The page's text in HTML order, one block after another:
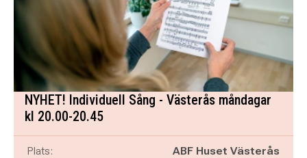
NYHET! Individuell Sång - Västerås måndagar
kl 20.00-20.45
Plats:
ABF Huset Västerås